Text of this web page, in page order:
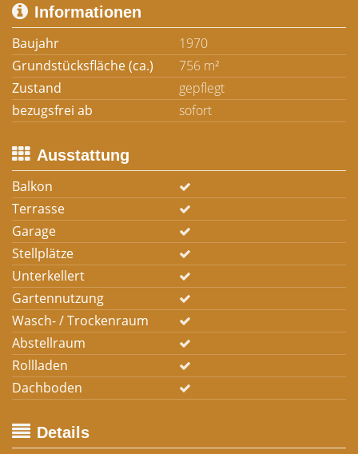
Informationen
Baujahr
1970
Grundstücksfläche (ca.)
756 m²
Zustand
gepflegt
bezugsfrei ab
sofort
Ausstattung
Balkon
Terrasse
Garage
Stellplätze
Unterkellert
Gartennutzung
Wasch- / Trockenraum
Abstellraum
Rollladen
Dachboden
Details